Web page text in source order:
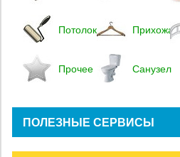
Потолок Прихожая
Прочее Санузел
ПОЛЕЗНЫЕ СЕРВИСЫ